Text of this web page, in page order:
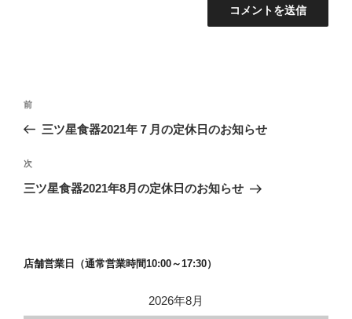
投
ビ
ゲ
ン
前
の
稿
前
三ツ星食器2021年７月の定休日のお知らせ
次
の
次
三ツ星食器2021年8月の定休日のお知らせ
店舗営業日（通常営業時間10:00～17:30）
2026年8月